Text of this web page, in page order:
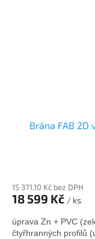
Brána FAB 2D
15 371,10 Kč bez DPH
18 599 Kč / ks
úprava Zn + PVC
čtyřhranných profilů